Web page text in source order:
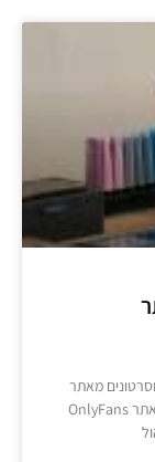
מאתר
OnlyFans (אונלי פאנס) הסרת תמונות וסרטונים מאתר OnlyFans